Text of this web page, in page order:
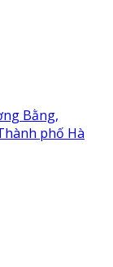
Bằng,
phố Hà